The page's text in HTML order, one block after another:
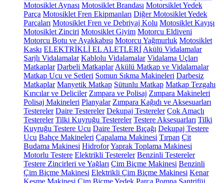
Motosiklet Aynası Motosiklet Brandası Motorsiklet Yedek
Parça Motosiklet Fren Ekipmanları Diğer Motosiklet Yedek
Parçaları Motosiklet Fren ve Debriyaj Kolu Motosiklet Kayışı
Motosiklet Zinciri Motosiklet Giyim Motorcu Eldiveni
Motorcu Botu ve Ayakkabısı Motorcu Yağmurluk Motosiklet
Kaskı ELEKTRİKLİ EL ALETLERİ Akülü Vidalamalar
Şarjlı Vidalamalar Kablolu Vidalamalar Vidalama Uçları
Matkaplar Darbeli Matkaplar Akülü Matkap ve Vidalamalar
Matkap Ucu ve Setleri Somun Sıkma Makineleri Darbesiz
Matkaplar Manyetik Matkap Sütunlu Matkap Matkap Tezgahı
Kırıcılar ve Deliciler Zımpara ve Polisaj Zımpara Makineleri
Polisaj Makineleri Planyalar Zımpara Kağıdı ve Aksesuarları
Testereler Daire Testereler Dekupaj Testereler Çok Amaçlı
Testereler Tilki Kuyruğu Testereler Testere Aksesuarları Tilki
Kuyruğu Testere Ucu Daire Testere Bıçağı Dekupaj Testere
Ucu Bahçe Makineleri Çapalama Makinesi Tırpan Çit
Budama Makinesi HidroforYaprak Toplama Makinesi
Motorlu Testere Elektrikli Testereler Benzinli Testereler
Testere Zincirleri ve Yağları Çim Biçme Makinesi Benzinli
Çim Biçme Makinesi Elektrikli Çim Biçme Makinesi Kenar
Kesme Makinesi Çim Biçme Yedek Parça Pompa Santrifüj